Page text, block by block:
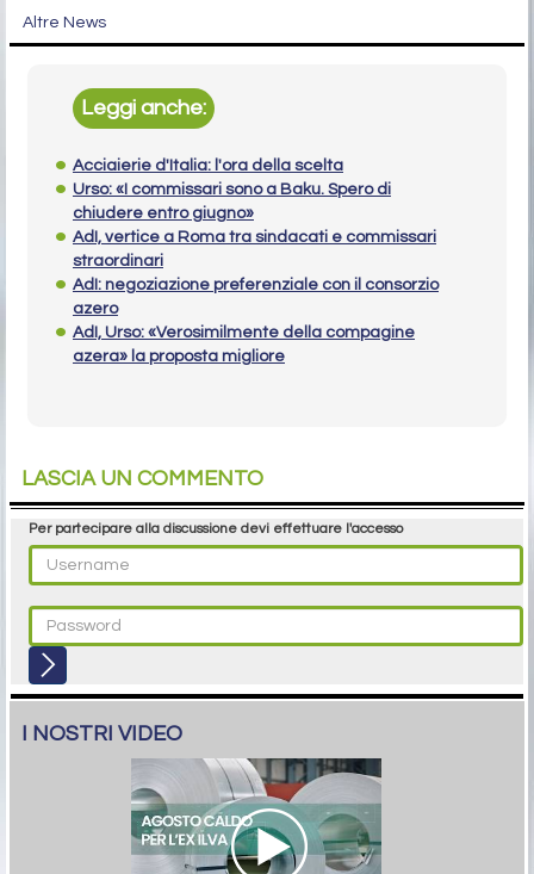
Altre News
Leggi anche:
Acciaierie d'Italia: l'ora della scelta
Urso: «I commissari sono a Baku. Spero di
chiudere entro giugno»
AdI, vertice a Roma tra sindacati e commissari
straordinari
AdI: negoziazione preferenziale con il consorzio
azero
AdI, Urso: «Verosimilmente della compagine
azera» la proposta migliore
LASCIA UN COMMENTO
Per partecipare alla discussione devi effettuare l'accesso
I NOSTRI VIDEO